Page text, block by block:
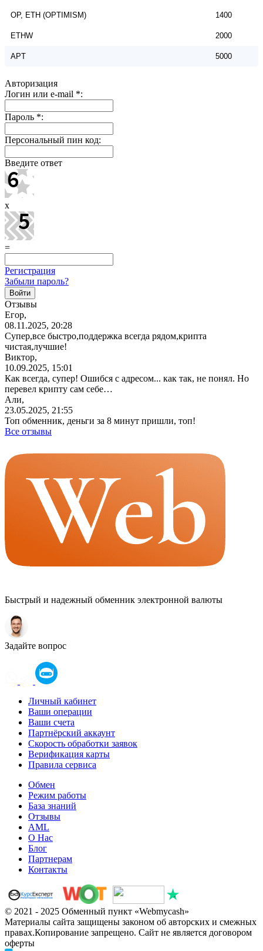
OP, ETH (OPTIMISM) 1400
ETHW 2000
APT 5000
Авторизация
Логин или e-mail *:
Пароль *:
Персональный пин код:
Введите ответ
x
=
Регистрация
Забыли пароль?
Отзывы
Егор,
08.11.2025, 20:28
Супер,все быстро,поддержка всегда рядом,крипта
чистая,лучшие!
Виктор,
10.09.2025, 15:01
Как всегда, супер! Ошибся с адресом... как так, не понял. Но
перевел крипту сам себе…
Али,
23.05.2025, 21:55
Топ обменник, деньги за 8 минут пришли, топ!
Все отзывы
Быстрый и надежный обменник электронной валюты
Задайте вопрос
Личный кабинет
Ваши операции
Ваши счета
Партнёрский аккаунт
Скорость обработки заявок
Верификация карты
Правила сервиса
Обмен
Режим работы
База знаний
Отзывы
AML
О Нас
Блог
Партнерам
Контакты
© 2021 - 2025 Обменный пункт «Webmycash»
Материалы сайта защищены законом об авторских и смежных
правах.Копирование запрещено. Сайт не является договором
оферты